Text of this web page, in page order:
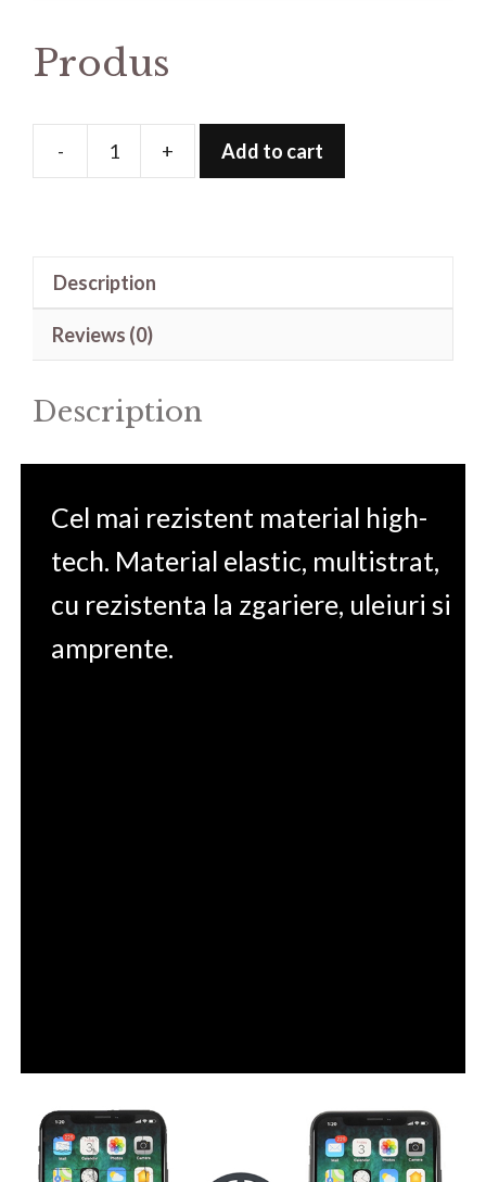
Produs
-
Produs
+ Add to cart
Description
Reviews (0)
Description
Cel mai rezistent material high-
tech. Material elastic, multistrat,
cu rezistenta la zgariere, uleiuri si
amprente.